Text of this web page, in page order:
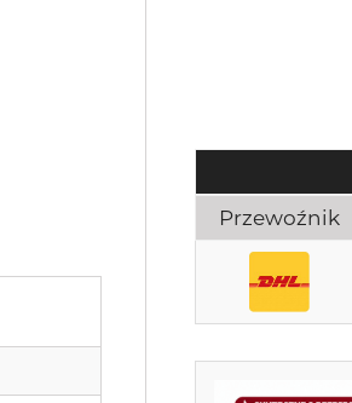
Przewoźnik